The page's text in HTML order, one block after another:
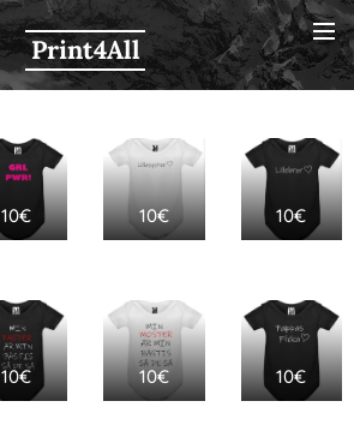
Print4All
10€ 10€ 10€
10€ 10€ 10€